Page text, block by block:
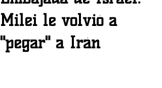
Milei le volvió a
"pegar" a Irán